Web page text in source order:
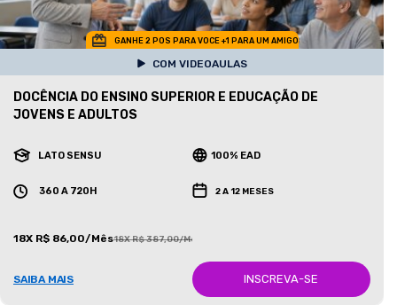
GANHE 2 POS PARA VOCE +1 PARA UM AMIGO
COM VIDEOAULAS
DOCÊNCIA DO ENSINO SUPERIOR E EDUCAÇÃO DE
JOVENS E ADULTOS
LATO SENSU 100% EAD
360 A 720H 2 A 12 MESES
18X R$ 86,00/Mês18X R$ 387,00/Mês
SAIBA MAIS INSCREVA-SE